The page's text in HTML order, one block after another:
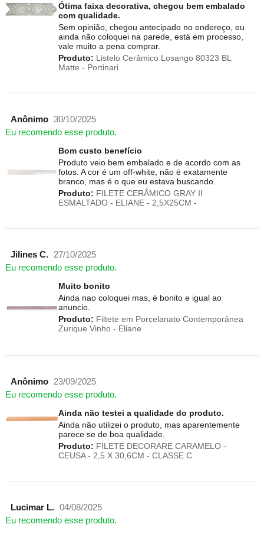
Ótima faixa decorativa, chegou bem embalado
com qualidade.
Sem opinião, chegou antecipado no endereço, eu
ainda não coloquei na parede, está em processo,
vale muito a pena comprar.
Produto: Listelo Cerâmico Losango 80323 BL
Matte - Portinari
Anônimo 30/10/2025
Eu recomendo esse produto.
Bom custo benefício
Produto veio bem embalado e de acordo com as
fotos. A cor é um off-white, não é exatamente
branco, mas é o que eu estava buscando.
Produto: FILETE CERÂMICO GRAY II
ESMALTADO - ELIANE - 2,5X25CM -
Jilines C. 27/10/2025
Eu recomendo esse produto.
Muito bonito
Ainda nao coloquei mas, é bonito e igual ao
anuncio.
Produto: Filtete em Porcelanato Contemporânea
Zurique Vinho - Eliane
Anônimo 23/09/2025
Eu recomendo esse produto.
Ainda não testei a qualidade do produto.
Ainda não utilizei o produto, mas aparentemente
parece se de boa qualidade.
Produto: FILETE DECORARE CARAMELO -
CEUSA - 2,5 X 30,6CM - CLASSE C
Lucimar L. 04/08/2025
Eu recomendo esse produto.